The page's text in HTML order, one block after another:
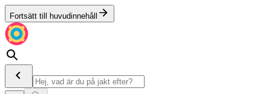
Fortsätt till huvudinnehåll